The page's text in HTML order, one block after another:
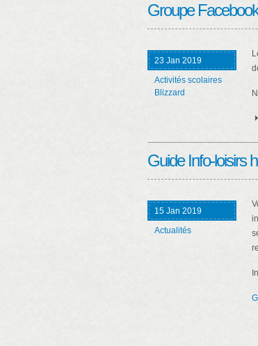
Groupe
23 Jan 2019
Activités scolaires
Blizzard
Guide Info-loisirs
15 Jan 2019
Actualités